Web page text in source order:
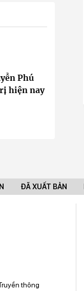
Phú
hiện nay
ĐÃ XUẤT BẢN
thông